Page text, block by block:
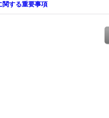
関する重要事項